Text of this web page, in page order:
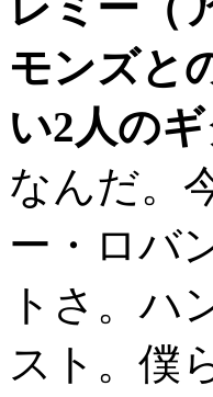
モンズと
い2人の
なんだ。
ー・ロバ
トさ。ハ
スト。僕